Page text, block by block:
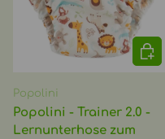
Popolini
Popolini - Trainer 2.0 -
Lernunterhose zum